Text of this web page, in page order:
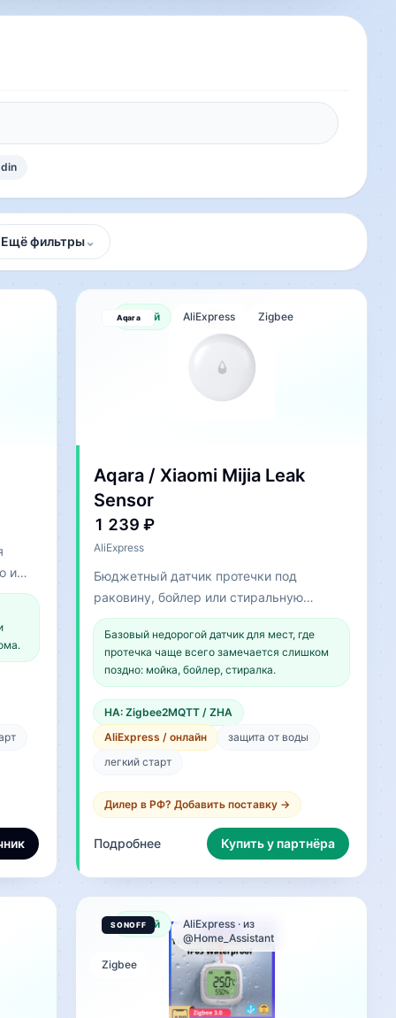
Ещё фильтры⌄
и
Новый AliExpress Zigbee
Aqara / Xiaomi Mijia Leak
Sensor
1 239 ₽
AliExpress
Бюджетный датчик протечки под
раковину, бойлер или стиральную
машину.
Базовый недорогой датчик для мест, где
протечка чаще всего замечается слишком
поздно: мойка, бойлер, стиралка.
HA: Zigbee2MQTT / ZHA
AliExpress / онлайн
защита от воды
легкий старт
Дилер в РФ? Добавить поставку →
Подробнее Купить у партнёра
Новый
AliExpress · из
@Home_Assistant
Zigbee